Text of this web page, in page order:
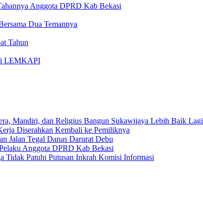
Anggota DPRD Kab Bekasi
Dua Temannya
Tahun
LEMKAPI
Mandiri, dan Religius Bangun Sukawijaya Lebih Baik Lagi
Diserahkan Kembali ke Pemiliknya
Jalan Tegal Danas Darurat Debu
Anggota DPRD Kab Bekasi
Tidak Patuhi Putusan Inkrah Komisi Informasi